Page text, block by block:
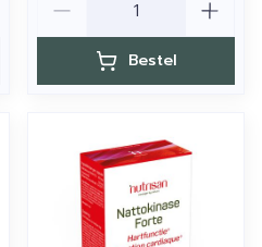
Bestel